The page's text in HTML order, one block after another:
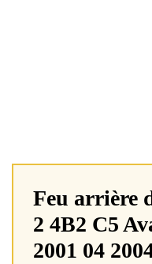
Feu arrière
2 4B2 C5
2001 04